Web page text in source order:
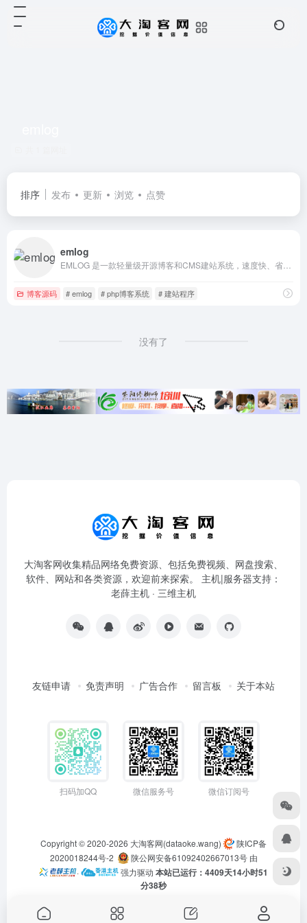
排序 发布 更新 浏览 点赞
emlog
博客源码 # emlog # php博客系统 # 建站程序
没有了
大淘客网收集精品网络免费资源、包括免费视频、网盘搜索、
软件、网站和各类资源，欢迎前来探索。 主机|服务器支持：
老薛主机 · 三维主机
友链申请 免责声明 广告合作 留言板 关于本站
扫码加QQ 微信服务号 微信订阅号
Copyright © 2020-2026 大淘客网(dataoke.wang)
陕ICP备
2020018244号-2
陕公网安备61092402667013号由
·
强力驱动 本站已运行：4409天14小时51
分38秒